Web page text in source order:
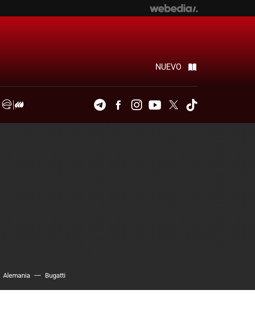
NUEVO
TelegramFacebookInstagramYoutubeTwitter
Alemania Bugatti